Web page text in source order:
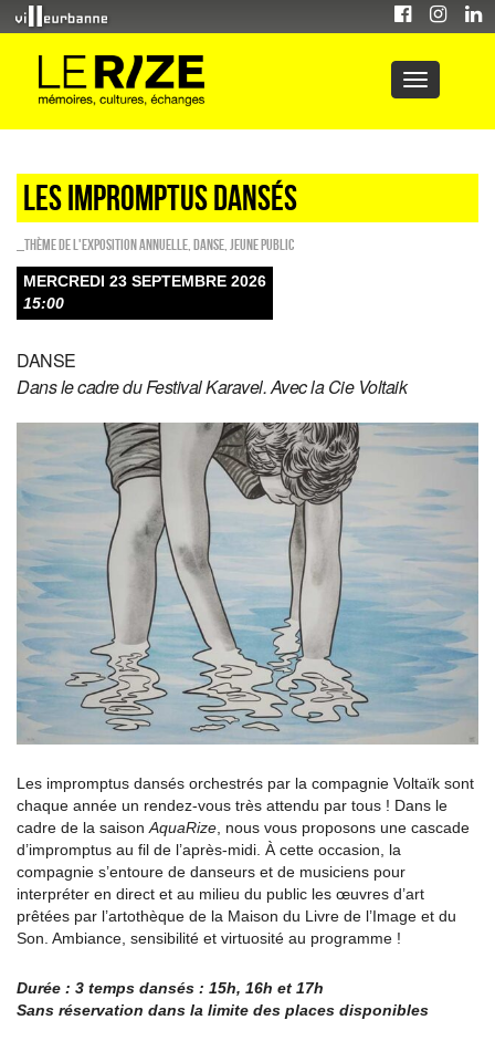
Les impromptus dansés
_Thème de l'exposition annuelle Danse Jeune public
MERCREDI 23 SEPTEMBRE 2026
15:00
DANSE
Dans le cadre du Festival Karavel. Avec la Cie Voltaik
Les impromptus dansés orchestrés par la compagnie Voltaïk sont
chaque année un rendez-vous très attendu par tous ! Dans le
cadre de la saisonAquaRize, nous vous proposons une cascade
d’impromptus au fil de l’après-midi. À cette occasion, la
compagnie s’entoure de danseurs et de musiciens pour
interpréter en direct et au milieu du public les œuvres d’art
prêtées par l’artothèque de la Maison du Livre de l’Image et du
Son. Ambiance, sensibilité et virtuosité au programme !
Durée : 3 temps dansés : 15h, 16h et 17h
Sans réservation dans la limite des places disponibles